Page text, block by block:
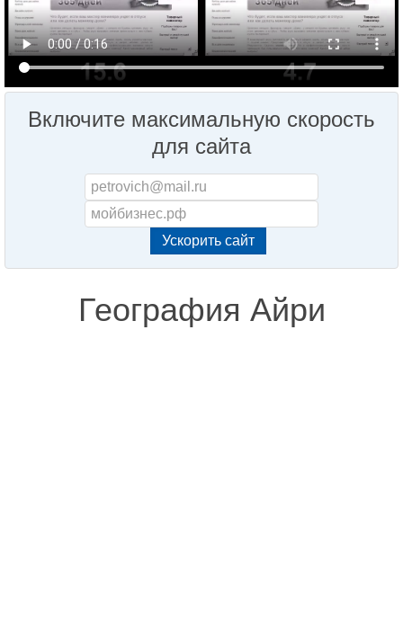
Включите максимальную скорость
для сайта
География Айри